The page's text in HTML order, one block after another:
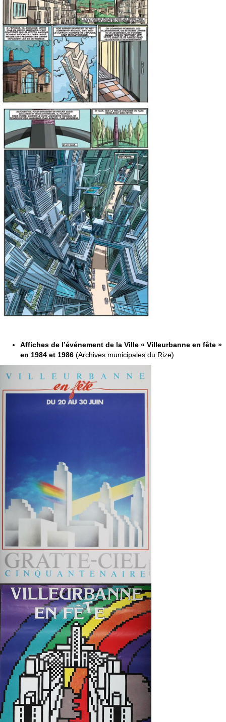
Affiches de l’événement de la Ville « Villeurbanne en fête »
en 1984 et 1986 (Archives municipales du Rize)